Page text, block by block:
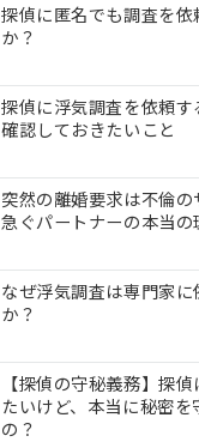
探偵に匿名でも調査を依
か？
探偵に浮気調査を依頼
確認しておきたいこと
突然の離婚要求は不倫
急ぐパートナーの本当の
なぜ浮気調査は専門家に
か？
【探偵の守秘義務】探
たいけど、本当に秘密を
の？